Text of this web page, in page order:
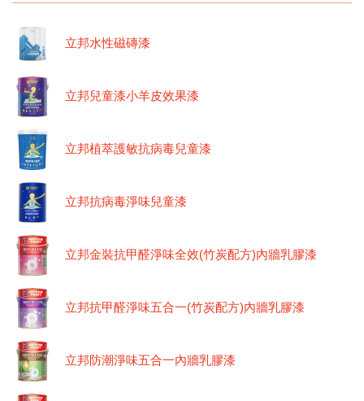
立邦水性磁磚漆
立邦兒童漆小羊皮效果漆
立邦植萃護敏抗病毒兒童漆
立邦抗病毒淨味兒童漆
立邦金裝抗甲醛淨味全效(竹炭配方)內牆乳膠漆
立邦抗甲醛淨味五合一(竹炭配方)內牆乳膠漆
立邦防潮淨味五合一內牆乳膠漆